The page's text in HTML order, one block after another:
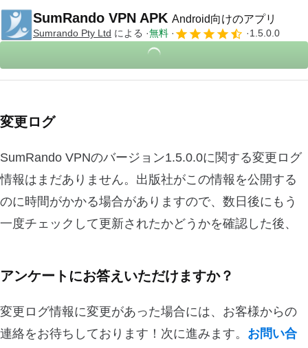
SumRando VPN APK Android向けのアプリ
Sumrando Pty Ltd による 無料 1.5.0.0
変更ログ
SumRando VPNのバージョン1.5.0.0に関する変更ログ
情報はまだありません。出版社がこの情報を公開する
のに時間がかかる場合がありますので、数日後にもう
一度チェックして更新されたかどうかを確認した後、
アンケートにお答えいただけますか？
変更ログ情報に変更があった場合には、お客様からの
連絡をお待ちしております！次に進みます。 お問い合